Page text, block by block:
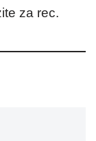
za rec.